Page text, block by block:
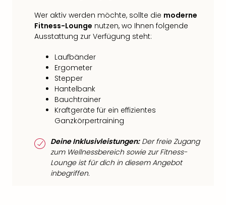
Wer aktiv werden möchte, sollte die moderne
Fitness-Lounge nutzen, wo Ihnen folgende
Ausstattung zur Verfügung steht:
Laufbänder
Ergometer
Stepper
Hantelbank
Bauchtrainer
Kraftgeräte für ein effizientes
Ganzkörpertraining
Deine Inklusivleistungen:Der freie Zugang
zum Wellnessbereich sowie zur Fitness-
Lounge ist für dich in diesem Angebot
inbegriffen.